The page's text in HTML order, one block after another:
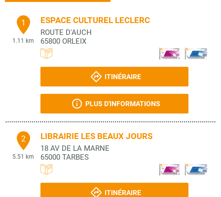
1
1.11 km
ESPACE CULTUREL LECLERC
ROUTE D'AUCH
65800 ORLEIX
ITINÉRAIRE
PLUS D'INFORMATIONS
2
5.51 km
LIBRAIRIE LES BEAUX JOURS
18 AV DE LA MARNE
65000 TARBES
ITINÉRAIRE